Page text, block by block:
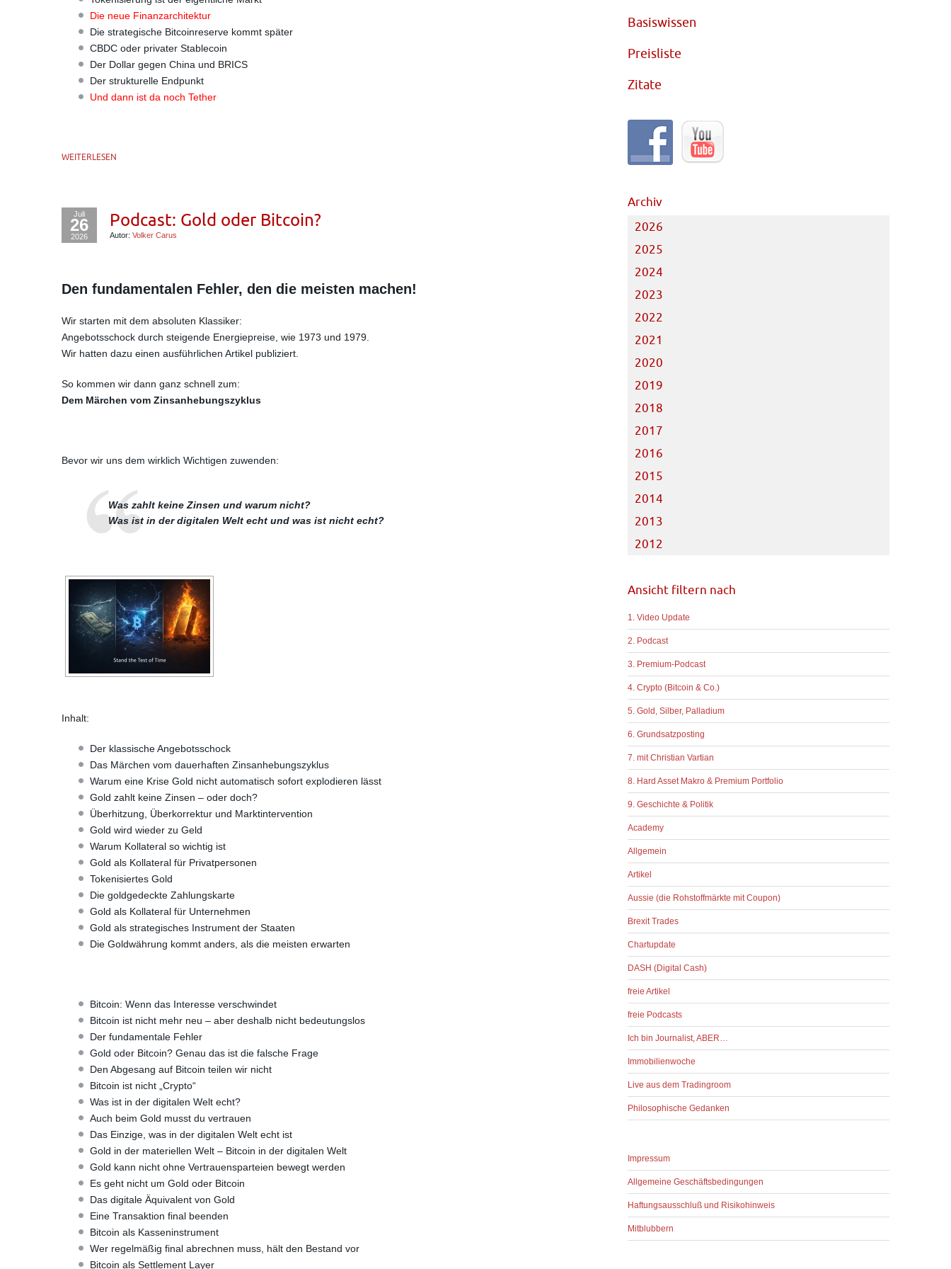
Die neue Finanzarchitektur
Die strategische Bitcoinreserve kommt später
CBDC oder privater Stablecoin
Der Dollar gegen China und BRICS
Der strukturelle Endpunkt
Und dann ist da noch Tether
WEITERLESEN
Juli
26
2026
Podcast: Gold oder Bitcoin?
Autor: Volker Carus
Den fundamentalen Fehler, den die meisten machen!
Wir starten mit dem absoluten Klassiker:
Angebotsschock durch steigende Energiepreise, wie 1973 und 1979.
Wir hatten dazu einen ausführlichen Artikel publiziert.
So kommen wir dann ganz schnell zum:
Dem Märchen vom Zinsanhebungszyklus
Bevor wir uns dem wirklich Wichtigen zuwenden:
Was zahlt keine Zinsen und warum nicht?
Was ist in der digitalen Welt echt und was ist nicht echt?
Inhalt:
Der klassische Angebotsschock
Das Märchen vom dauerhaften Zinsanhebungszyklus
Warum eine Krise Gold nicht automatisch sofort explodieren lässt
Gold zahlt keine Zinsen – oder doch?
Überhitzung, Überkorrektur und Marktintervention
Gold wird wieder zu Geld
Warum Kollateral so wichtig ist
Gold als Kollateral für Privatpersonen
Tokenisiertes Gold
Die goldgedeckte Zahlungskarte
Gold als Kollateral für Unternehmen
Gold als strategisches Instrument der Staaten
Die Goldwährung kommt anders, als die meisten erwarten
Bitcoin: Wenn das Interesse verschwindet
Bitcoin ist nicht mehr neu – aber deshalb nicht bedeutungslos
Der fundamentale Fehler
Gold oder Bitcoin? Genau das ist die falsche Frage
Den Abgesang auf Bitcoin teilen wir nicht
Bitcoin ist nicht „Crypto“
Was ist in der digitalen Welt echt?
Auch beim Gold musst du vertrauen
Das Einzige, was in der digitalen Welt echt ist
Gold in der materiellen Welt – Bitcoin in der digitalen Welt
Gold kann nicht ohne Vertrauensparteien bewegt werden
Es geht nicht um Gold oder Bitcoin
Das digitale Äquivalent von Gold
Eine Transaktion final beenden
Bitcoin als Kasseninstrument
Wer regelmäßig final abrechnen muss, hält den Bestand vor
Bitcoin als Settlement Layer
Basiswissen
Preisliste
Zitate
Archiv
2026
2025
2024
2023
2022
2021
2020
2019
2018
2017
2016
2015
2014
2013
2012
Ansicht filtern nach
1. Video Update
2. Podcast
3. Premium-Podcast
4. Crypto (Bitcoin & Co.)
5. Gold, Silber, Palladium
6. Grundsatzposting
7. mit Christian Vartian
8. Hard Asset Makro & Premium Portfolio
9. Geschichte & Politik
Academy
Allgemein
Artikel
Aussie (die Rohstoffmärkte mit Coupon)
Brexit Trades
Chartupdate
DASH (Digital Cash)
freie Artikel
freie Podcasts
Ich bin Journalist, ABER…
Immobilienwoche
Live aus dem Tradingroom
Philosophische Gedanken
Impressum
Allgemeine Geschäftsbedingungen
Haftungsausschluß und Risikohinweis
Mitblubbern